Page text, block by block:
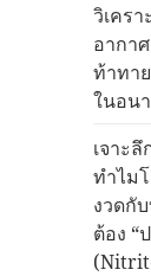
วิเคร
อากา
ท้าทา
ในอน
เจาะ
ทำไม
งวดกั
ต้อง “